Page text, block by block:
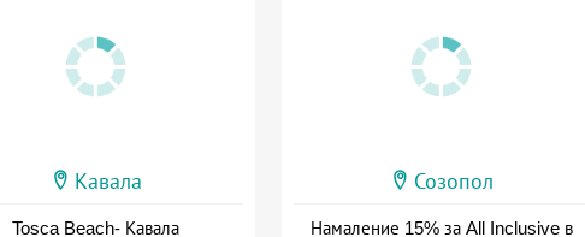
Кавала
Tosca Beach- Кавала
Созопол
Намаление 15% за All Inclusive в